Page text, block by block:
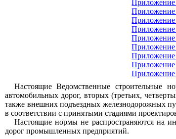
Приложение
Приложение
Приложение
Приложение
Приложение
Приложение
Приложение
Приложение
Настоящие Ведомственные строительные
автомобильных дорог, вторых (третьих,
также внешних подъездных железнодорожных
в соответствии с принятыми стадиями
Настоящие нормы не распространяются на
дорог промышленных предприятий.